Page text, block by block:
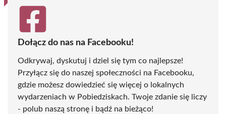
Dołącz do nas na Facebooku!
Odkrywaj, dyskutuj i dziel się tym co najlepsze!
Przyłącz się do naszej społeczności na Facebooku,
gdzie możesz dowiedzieć się więcej o lokalnych
wydarzeniach w Pobiedziskach. Twoje zdanie się liczy
- polub naszą stronę i bądź na bieżąco!